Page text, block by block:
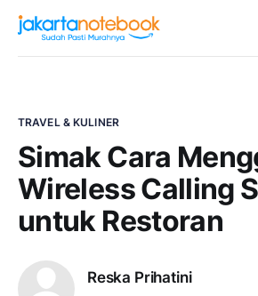
TRAVEL & KULINER
Simak Cara
Wireless Calling
untuk Restoran
Reska Prihatini